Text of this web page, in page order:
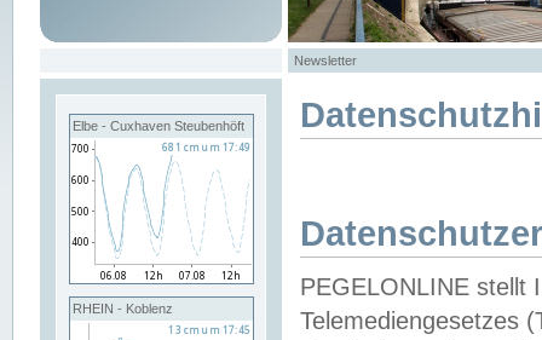
Newsletter
Elbe - Cuxhaven Steubenhöft
RHEIN - Koblenz
PEGELONLINE stellt
Telemediengesetzes